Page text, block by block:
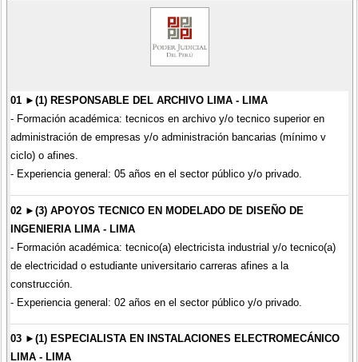
01 ►(1) RESPONSABLE DEL ARCHIVO LIMA - LIMA
- Formación académica: tecnicos en archivo y/o tecnico superior en
administración de empresas y/o administración bancarias (mínimo v
ciclo) o afines.
- Experiencia general: 05 años en el sector público y/o privado.
02 ►(3) APOYOS TECNICO EN MODELADO DE DISEÑO DE
INGENIERIA LIMA - LIMA
- Formación académica: tecnico(a) electricista industrial y/o tecnico(a)
de electricidad o estudiante universitario carreras afines a la
construcción.
- Experiencia general: 02 años en el sector público y/o privado.
03 ►(1) ESPECIALISTA EN INSTALACIONES ELECTROMECÁNICO
LIMA - LIMA